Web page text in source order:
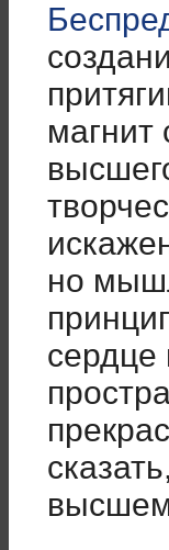
магнит
но
сердце